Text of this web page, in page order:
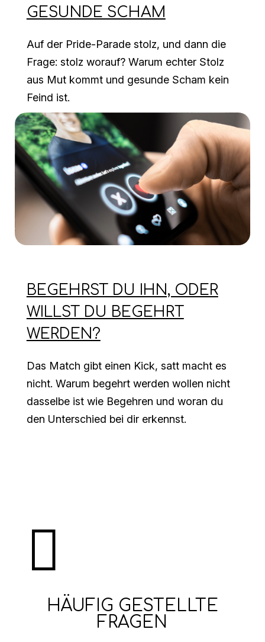
GESUNDE SCHAM
Auf der Pride-Parade stolz, und dann die
Frage: stolz worauf? Warum echter Stolz
aus Mut kommt und gesunde Scham kein
Feind ist.
BEGEHRST DU IHN, ODER
WILLST DU BEGEHRT
WERDEN?
Das Match gibt einen Kick, satt macht es
nicht. Warum begehrt werden wollen nicht
dasselbe ist wie Begehren und woran du
den Unterschied bei dir erkennst.

HÄUFIG GESTELLTE
FRAGEN